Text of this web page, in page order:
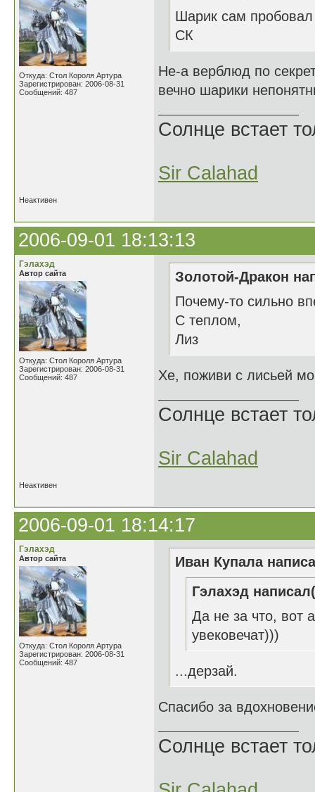
Откуда: Стол Короля Артура
Зарегистрирован: 2006-08-31
Сообщений: 487
Шарик сам пробовал
СК
Не-а верблюд по
вечно шарики
Солнце встает
Sir Calahad
Неактивен
2006-09-01 18:13:13
Гэлахэд
Автор сайта
Откуда: Стол Короля Артура
Зарегистрирован: 2006-08-31
Сообщений: 487
Золотой-Дракон
Почему-то сильно
С теплом,
Лиз
Хе, поживи с лисьей
Солнце встает
Sir Calahad
Неактивен
2006-09-01 18:14:17
Гэлахэд
Автор сайта
Откуда: Стол Короля Артура
Зарегистрирован: 2006-08-31
Сообщений: 487
Иван Купала
Гэлахэд
Да не за что, вот
увековечат)))
...дерзай.
Спасибо за
Солнце встает